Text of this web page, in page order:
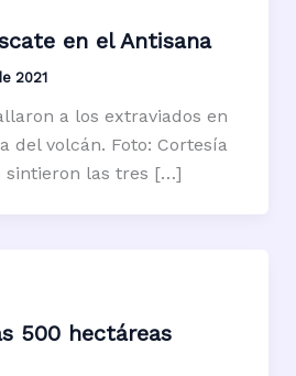
en el Antisana
2021
a los extraviados en
del volcán. Foto: Cortesía
sintieron las tres […]
500 hectáreas